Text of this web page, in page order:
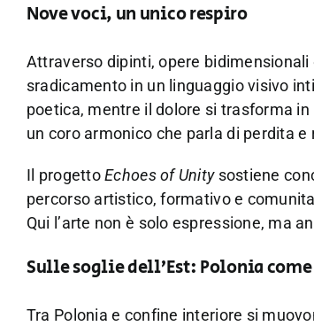
Nove voci, un unico respiro
Attraverso dipinti, opere
sradicamento in un linguaggio visivo
poetica, mentre il dolore si trasforma
un coro armonico che parla di perdita
Il progettoEchoes of Unitysostiene
percorso artistico, formativo e
Qui l’arte non è solo espressione, ma
Sulle soglie dell’Est: Polonia
Tra Polonia e confine interiore si